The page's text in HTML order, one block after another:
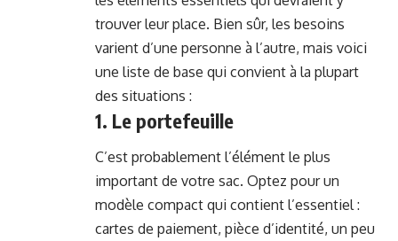
trouver leur place. Bien sûr, les besoins
varient d’une personne à l’autre, mais voici
une liste de base qui convient à la plupart
des situations :
1. Le portefeuille
C’est probablement l’élément le plus
important de votre sac. Optez pour un
modèle compact qui contient l’essentiel :
cartes de paiement, pièce d’identité, un peu